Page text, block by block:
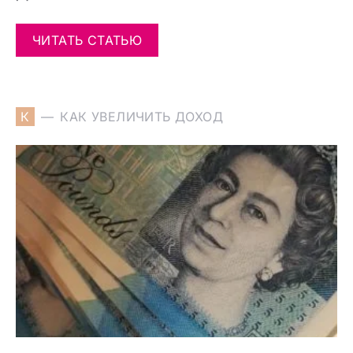
ЧИТАТЬ СТАТЬЮ
К КАК УВЕЛИЧИТЬ ДОХОД